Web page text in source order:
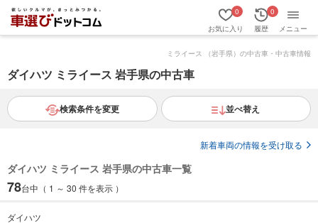
お気に入り
0
履歴
0
メニュー
ミライース （岩手県）の中古車・中古車情報
ダイハツ ミライース 岩手県の中古車
検索条件を変更 並べ替え
新着車両の情報を受け取る
ダイハツ ミライース 岩手県の中古車一覧
78台中（ 1 ～ 30 件を表示 ）
ダイハツ